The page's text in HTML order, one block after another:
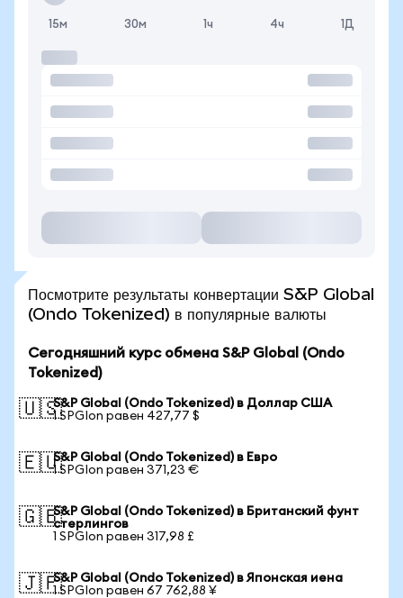
15м 30м 1ч 4ч 1Д
Посмотрите результаты конвертации S&P Global
(Ondo Tokenized) в популярные валюты
Сегодняшний курс обмена S&P Global (Ondo
Tokenized)
🇺🇸S&P Global (Ondo Tokenized) в Доллар США
1 SPGIon равен 427,77 $
🇪🇺S&P Global (Ondo Tokenized) в Евро
1 SPGIon равен 371,23 €
🇬🇧S&P Global (Ondo Tokenized) в Британский фунт
стерлингов
1 SPGIon равен 317,98 £
🇯🇵S&P Global (Ondo Tokenized) в Японская иена
1 SPGIon равен 67 762,88 ¥